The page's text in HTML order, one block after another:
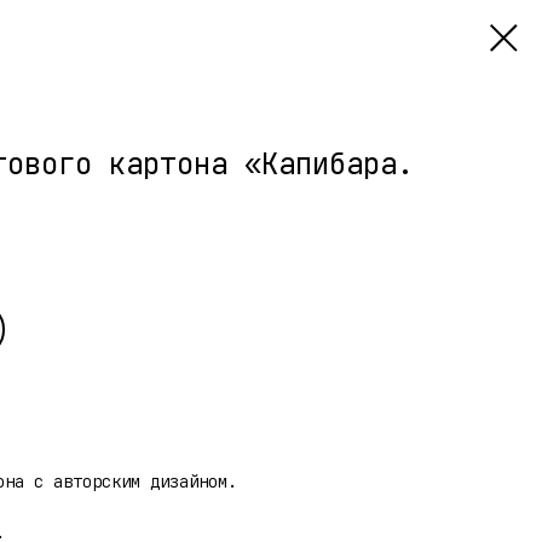
картона «Капибара.
с авторским дизайном.